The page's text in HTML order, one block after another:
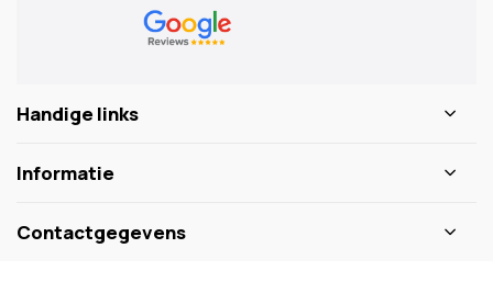
Handige links
Informatie
Contactgegevens